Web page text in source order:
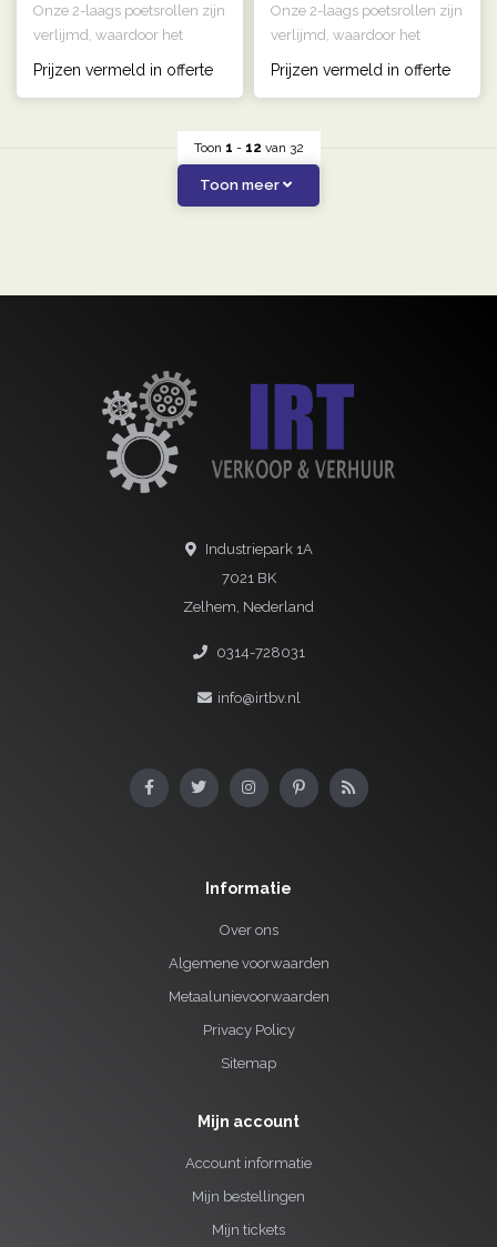
Onze 2-laags poetsrollen zijn
verlijmd, waardoor het
Prijzen vermeld in offerte
Onze 2-laags poetsrollen zijn
verlijmd, waardoor het
Prijzen vermeld in offerte
Toon 1 - 12 van 32
Toon meer
Industriepark 1A
7021 BK
Zelhem, Nederland
0314-728031
info@irtbv.nl
Informatie
Over ons
Algemene voorwaarden
Metaalunievoorwaarden
Privacy Policy
Sitemap
Mijn account
Account informatie
Mijn bestellingen
Mijn tickets